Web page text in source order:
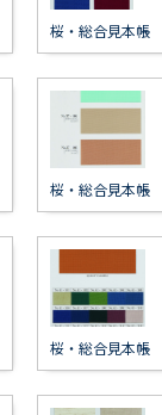
桜・総合見本帳
桜・総合見本帳
桜・総合見本帳